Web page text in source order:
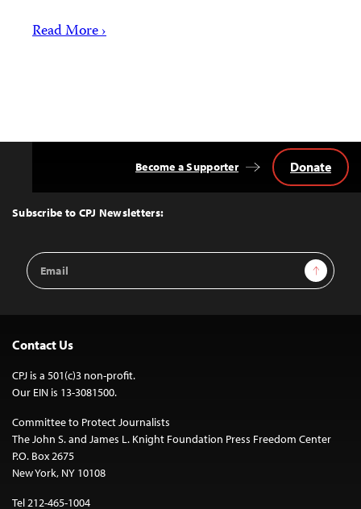
Read More ›
Top
Subscribe to CPJ Newsletters:
Email
Address
Sign Up
Become a Supporter Donate
Contact Us
CPJ is a 501(c)3 non-profit.
Our EIN is 13-3081500.
Committee to Protect Journalists
The John S. and James L. Knight Foundation Press Freedom Center
P.O. Box 2675
New York, NY 10108
Tel 212-465-1004